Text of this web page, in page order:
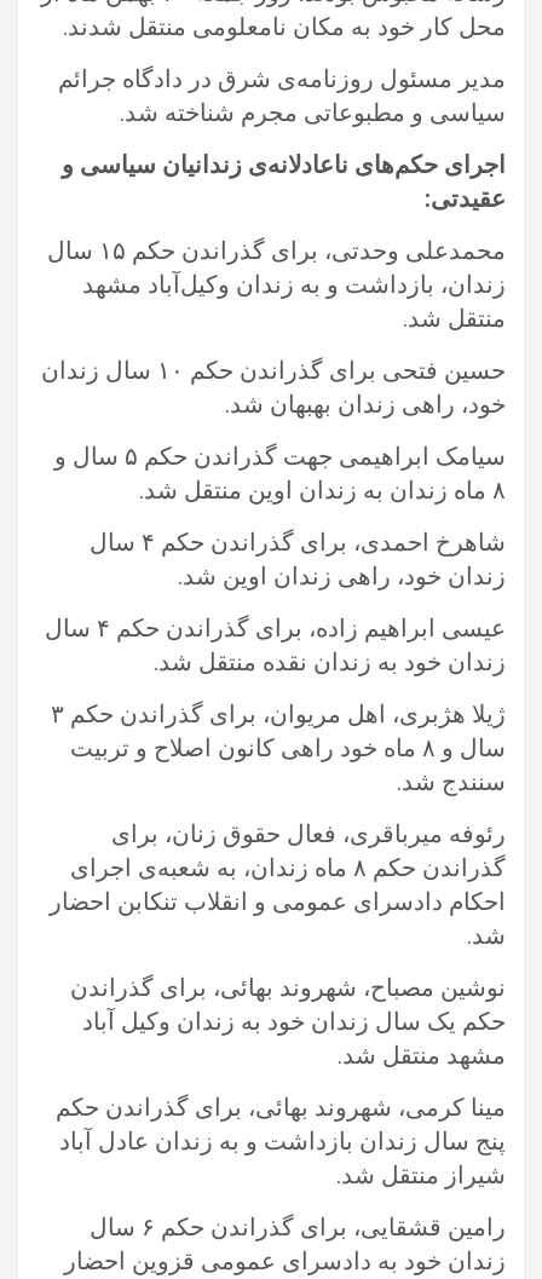
محل کار خود به مکان نامعلومی منتقل شدند. ‏
مدیر مسئول روزنامه‌ی شرق در دادگاه جرائم
سیاسی و مطبوعاتی مجرم شناخته شد.‏
اجرای حکم‌های ناعادلانه‌ی زندانیان سیاسی و
عقیدتی:‏
محمدعلی وحدتی، برای گذراندن حکم ۱۵ سال
زندان، بازداشت و به زندان وکیل‌آباد مشهد
منتقل شد. ‏
حسین فتحی برای گذراندن حکم ۱۰ سال زندان
خود، راهی زندان بهبهان شد. ‏
سیامک ابراهیمی جهت گذراندن حکم ۵ سال و
۸ ماه زندان به زندان اوین منتقل شد.‏
شاهرخ احمدی، برای گذراندن حکم ۴ سال
زندان خود، راهی زندان اوین شد. ‏
عیسی ابراهیم‌ زاده، برای گذراندن حکم ۴ سال
زندان خود به زندان نقده منتقل شد.‏
ژیلا هژبری، اهل مریوان، برای گذراندن حکم ۳
سال و ۸ ماه خود راهی کانون اصلاح و تربیت
سنندج شد.‏
رئوفه میرباقری، فعال حقوق زنان، برای
گذراندن حکم ۸ ماه زندان، به شعبه‌ی اجرای
احکام دادسرای عمومی و انقلاب تنکابن احضار
شد.‏
نوشین مصباح، شهروند بهائی، برای گذراندن
حکم یک سال زندان خود به زندان وکیل آباد
مشهد منتقل شد.‏
مینا کرمی، شهروند بهائی، برای گذراندن حکم
پنج سال زندان بازداشت و به زندان عادل آباد
شیراز منتقل شد.‏
رامین قشقایی، برای گذراندن حکم ۶ سال
زندان خود به دادسرای عمومی قزوین احضار